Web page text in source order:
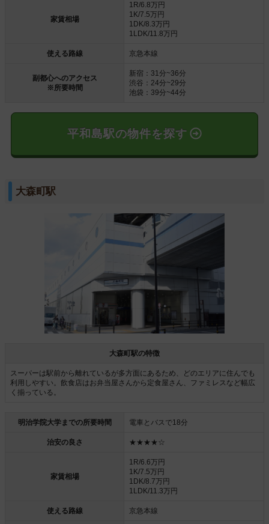
家賃相場
1R/6.8万円
1K/7.5万円
1DK/8.3万円
1LDK/11.8万円
使える路線 京急本線
副都心へのアクセス
※所要時間
新宿：31分~36分
渋谷：24分~29分
池袋：39分~44分
平和島駅の物件を探す
大森町駅
大森町駅の特徴
スーパーは駅前から離れているが多方面にあるため、どのエリアに住んでも
利用しやすい。飲食店はお弁当屋さんから定食屋さん、ファミレスなど幅広
く揃っている。
明治学院大学までの所要時間 電車とバスで18分
治安の良さ ★★★★☆
家賃相場
1R/6.6万円
1K/7.5万円
1DK/8.7万円
1LDK/11.3万円
使える路線 京急本線